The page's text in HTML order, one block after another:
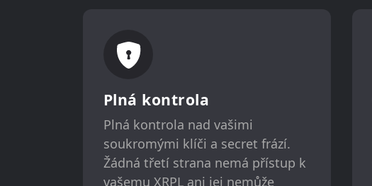
Plná kontrola
Plná kontrola nad vašimi
soukromými klíči a secret frází.
Žádná třetí strana nemá přístup k
vašemu XRPL ani jej nemůže